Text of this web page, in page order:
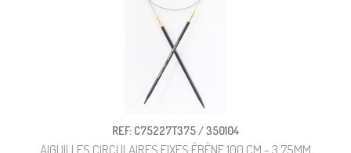
REF: C75227T375 / 350104
AIGUILLES CIRCULAIRES FIXES ÉBÈNE 100 CM - 3,75MM